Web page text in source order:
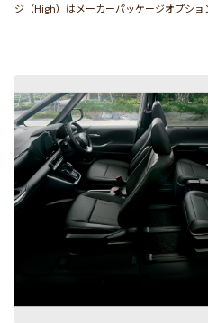
ジ（High）はメーカーパッケージオプショ